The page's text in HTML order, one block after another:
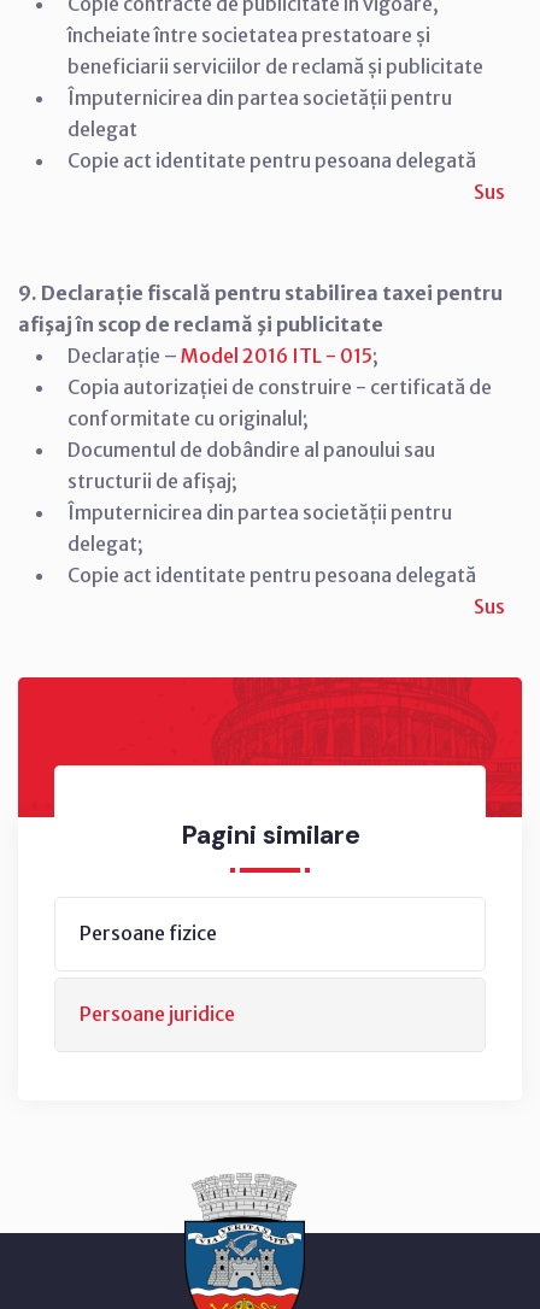
Pagini similare
Persoane fizice
Persoane juridice
încheiate între societatea prestatoare și
beneficiarii serviciilor de reclamă și publicitate
Împuternicirea din partea societății pentru
delegat
Copie act identitate pentru pesoana delegată
Sus
9. Declarație fiscală pentru stabilirea taxei pentru
afişaj în scop de reclamă şi publicitate
Declarație – Model 2016 ITL - 015;
Copia autorizației de construire - certificată de
conformitate cu originalul;
Documentul de dobândire al panoului sau
structurii de afișaj;
Împuternicirea din partea societății pentru
delegat;
Copie act identitate pentru pesoana delegată
Sus